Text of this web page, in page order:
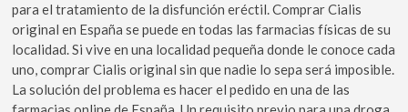
para el tratamiento de la disfunción eréctil. Comprar Cialis
original en España se puede en todas las farmacias físicas de su
localidad. Si vive en una localidad pequeña donde le conoce cada
uno, comprar Cialis original sin que nadie lo sepa será imposible.
La solución del problema es hacer el pedido en una de las